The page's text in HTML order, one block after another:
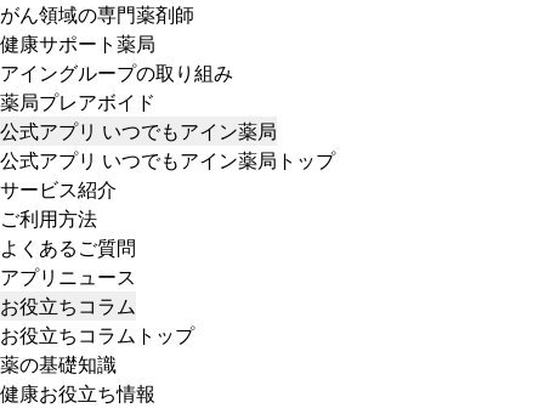
がん領域の専門薬剤師
健康サポート薬局
アイングループの取り組み
薬局プレアボイド
公式アプリ いつでもアイン薬局
公式アプリ いつでもアイン薬局トップ
サービス紹介
ご利用方法
よくあるご質問
アプリニュース
お役立ちコラム
お役立ちコラムトップ
薬の基礎知識
健康お役立ち情報